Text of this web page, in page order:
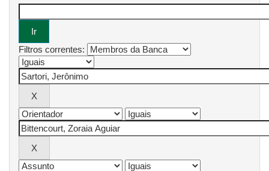
Filtros correntes: